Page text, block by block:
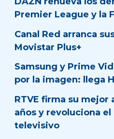
Premier League y la
Canal Red arranca
Movistar Plus+
Samsung y Prime
por la imagen: llega
RTVE firma su mejor
años y revoluciona el
televisivo